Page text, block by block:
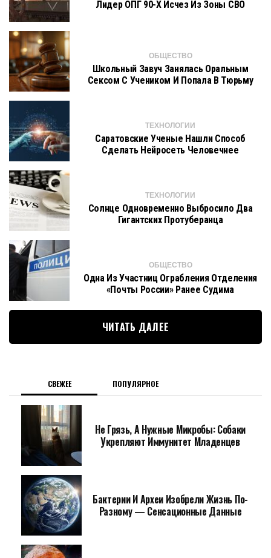
Лидер ОПГ 90-Х Исчез Из Зоны СВО
ОБЩЕСТВО
Школьный Завуч Занялась Оральным
Сексом С Учеником И Попала В Тюрьму
ТЕХНОЛОГИИ
Саратовские Ученые Нашли Способ
Сделать Нейросеть Человечнее
ТЕХНОЛОГИИ
Солнце Одновременно Выбросило Два
Гигантских Протуберанца
ОБЩЕСТВО
Одна Из Участниц Ограбления Отделения
«Почты России» Ранее Судима
ЧИТАТЬ ДАЛЕЕ
СВЕЖЕЕ ПОПУЛЯРНОЕ
Не Грязь, А Нужные Микробы: Собаки
Укрепляют Иммунитет Младенцев
Бактерии И Археи Изобрели Жизнь По-
Разному — Сенсационные Данные